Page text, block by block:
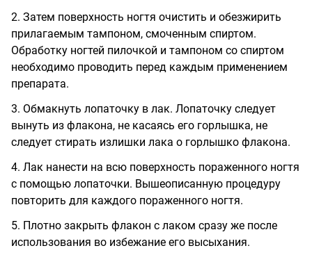
2. Затем поверхность ногтя очистить и обезжирить
прилагаемым тампоном, смоченным спиртом.
Обработку ногтей пилочкой и тампоном со спиртом
необходимо проводить перед каждым применением
препарата.
3. Обмакнуть лопаточку в лак. Лопаточку следует
вынуть из флакона, не касаясь его горлышка, не
следует стирать излишки лака о горлышко флакона.
4. Лак нанести на всю поверхность пораженного ногтя
с помощью лопаточки. Вышеописанную процедуру
повторить для каждого пораженного ногтя.
5. Плотно закрыть флакон с лаком сразу же после
использования во избежание его высыхания.